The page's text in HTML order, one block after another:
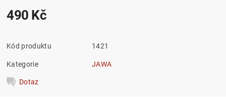
490 Kč
Kód produktu 1421
Kategorie JAWA
Dotaz